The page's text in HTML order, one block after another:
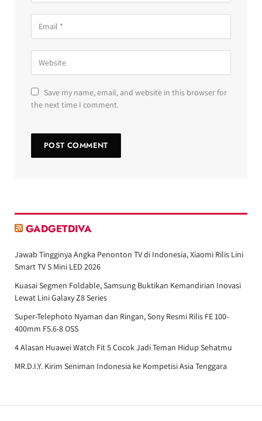
Save my name, email, and website in this browser for
the next time I comment.
GADGETDIVA
Jawab Tingginya Angka Penonton TV di Indonesia, Xiaomi Rilis Lini
Smart TV S Mini LED 2026
Kuasai Segmen Foldable, Samsung Buktikan Kemandirian Inovasi
Lewat Lini Galaxy Z8 Series
Super-Telephoto Nyaman dan Ringan, Sony Resmi Rilis FE 100-
400mm F5.6-8 OSS
4 Alasan Huawei Watch Fit 5 Cocok Jadi Teman Hidup Sehatmu
MR.D.I.Y. Kirim Seniman Indonesia ke Kompetisi Asia Tenggara